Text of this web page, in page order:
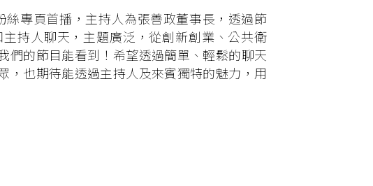
專頁首播，主持人為張善政董事長，透過節
持人聊天，主題廣泛，從創新創業、公共衛
們的節目能看到！希望透過簡單、輕鬆的聊天
，也期待能透過主持人及來賓獨特的魅力，用